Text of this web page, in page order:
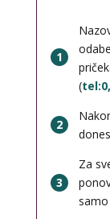
1
(
2
3
Za